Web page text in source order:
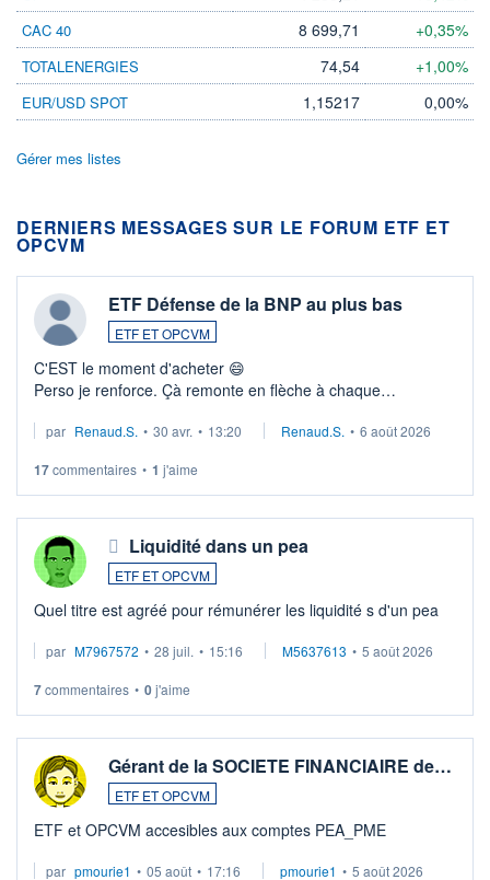
CAC 40 8 699,71 +0,35%
TOTALENERGIES 74,54 +1,00%
EUR/USD SPOT 1,15217 0,00%
Gérer mes listes
DERNIERS MESSAGES SUR LE FORUM ETF ET
OPCVM
ETF Défense de la BNP au plus bas
ETF ET OPCVM
C'EST le moment d'acheter 😄​
Perso je renforce. Çà remonte en flèche à chaque
Investissement long terme tip top pour sa retraite.
par Renaud.S. • 30 avr. • 13:20 Renaud.S. • 6 août 2026
17commentaires • 1 j'aime
Liquidité dans un pea
ETF ET OPCVM
Quel titre est agréé pour rémunérer les liquidité s d'un pea
par M7967572 • 28 juil. • 15:16 M5637613 • 5 août 2026
7commentaires • 0j'aime
Gérant de la SOCIETE FINANCIAIRE de…
ETF ET OPCVM
ETF et OPCVM accesibles aux comptes PEA_PME
par pmourie1 • 05 août • 17:16 pmourie1 • 5 août 2026